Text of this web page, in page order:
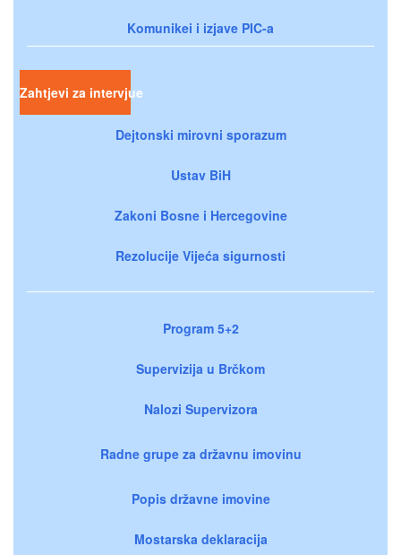
Komunikei i izjave PIC-a
Zahtjevi za intervjue
Dejtonski mirovni sporazum
Ustav BiH
Zakoni Bosne i Hercegovine
Rezolucije Vijeća sigurnosti
Program 5+2
Supervizija u Brčkom
Nalozi Supervizora
Radne grupe za državnu imovinu
Popis državne imovine
Mostarska deklaracija